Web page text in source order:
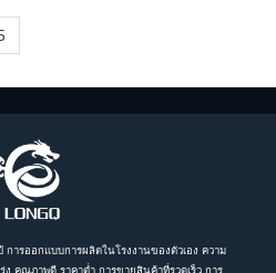
ารออกแบบการผลิตในโรงงานของตัวเอง ความ
คุณภาพดี ราคาต่ำ การขายสินค้าที่รวดเร็ว การ